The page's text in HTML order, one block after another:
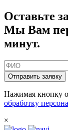
Оставьте
Мы Вам
минут.
Отправить заявку
Нажимая кнопку
обработку
×